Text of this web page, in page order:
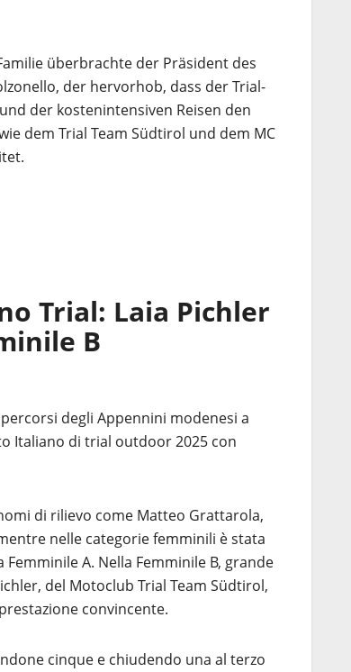
überbrachte der Präsident des
der hervorhob, dass der Trial-
der kostenintensiven Reisen den
dem Trial Team Südtirol und dem MC
Trial: Laia Pichler
B
degli Appennini modenesi a
Italiano di trial outdoor 2025 con
di rilievo come Matteo Grattarola,
nelle categorie femminili è stata
A. Nella Femminile B, grande
del Motoclub Trial Team Südtirol,
convincente.
cinque e chiudendo una al terzo